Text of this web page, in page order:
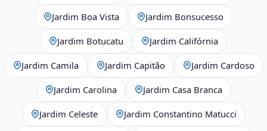
Jardim Boa Vista Jardim Bonsucesso
Jardim Botucatu Jardim Califórnia
Jardim Camila Jardim Capitão Jardim Cardoso
Jardim Carolina Jardim Casa Branca
Jardim Celeste Jardim Constantino Matucci